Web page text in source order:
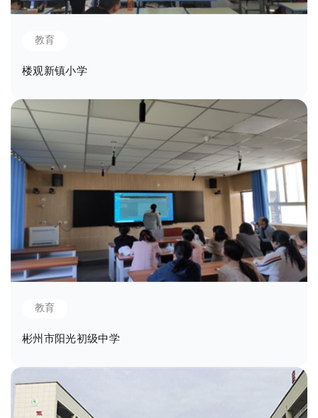
教育
楼观新镇小学
教育
彬州市阳光初级中学